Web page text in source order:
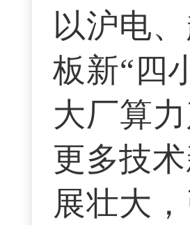
以沪电
板新“四
大厂算
更多技
展壮大